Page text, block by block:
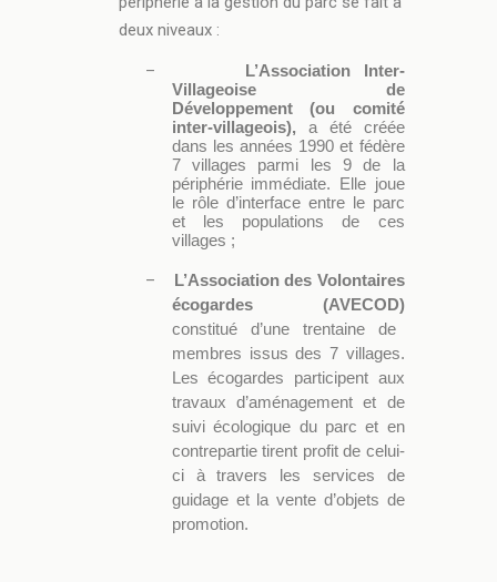
deux niveaux :
–
L’Association Inter-
Villageoise de
Développement (ou comité
inter-villageois), a été créée
dans les années 1990 et fédère
7 villages parmi les 9 de la
périphérie immédiate. Elle joue
le rôle d’interface entre le parc
et les populations de ces
villages ;
–
L’Association des Volontaires
écogardes (AVECOD)
constitué d’une trentaine de
membres issus des 7 villages.
Les écogardes participent aux
travaux d’aménagement et de
suivi écologique du parc et en
contrepartie tirent profit de celui-
ci à travers les services de
guidage et la vente d’objets de
promotion.